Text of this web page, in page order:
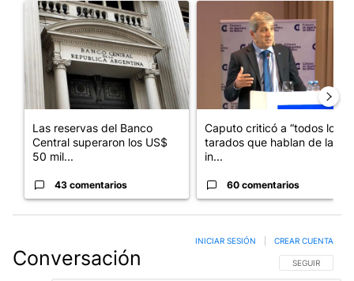
Un artículo de tendencia con el título "Las reservas del Banco
Las reservas del Banco
Central superaron los US$
50 mil...
43 comentarios
Caputo criticó a “todos los
tarados que hablan de la
in...
60 comentarios
Conversación SIGA ESTA
SEGUIR
INICIAR SESIÓN CREAR CUENTA